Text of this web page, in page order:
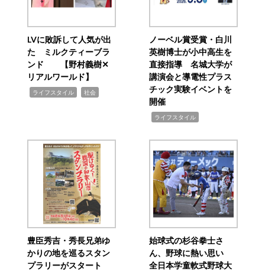
LVに敗訴して人気が出
た ミルクティーブラ
ンド 【野村義樹✕
リアルワールド】
ライフスタイル 社会
ノーベル賞受賞・白川
英樹博士が小中高生を
直接指導 名城大学が
講演会と導電性プラス
チック実験イベントを
開催
ライフスタイル
豊臣秀吉・秀長兄弟ゆ
かりの地を巡るスタン
プラリーがスタート
始球式の杉谷拳士さ
ん、野球に熱い思い
全日本学童軟式野球大